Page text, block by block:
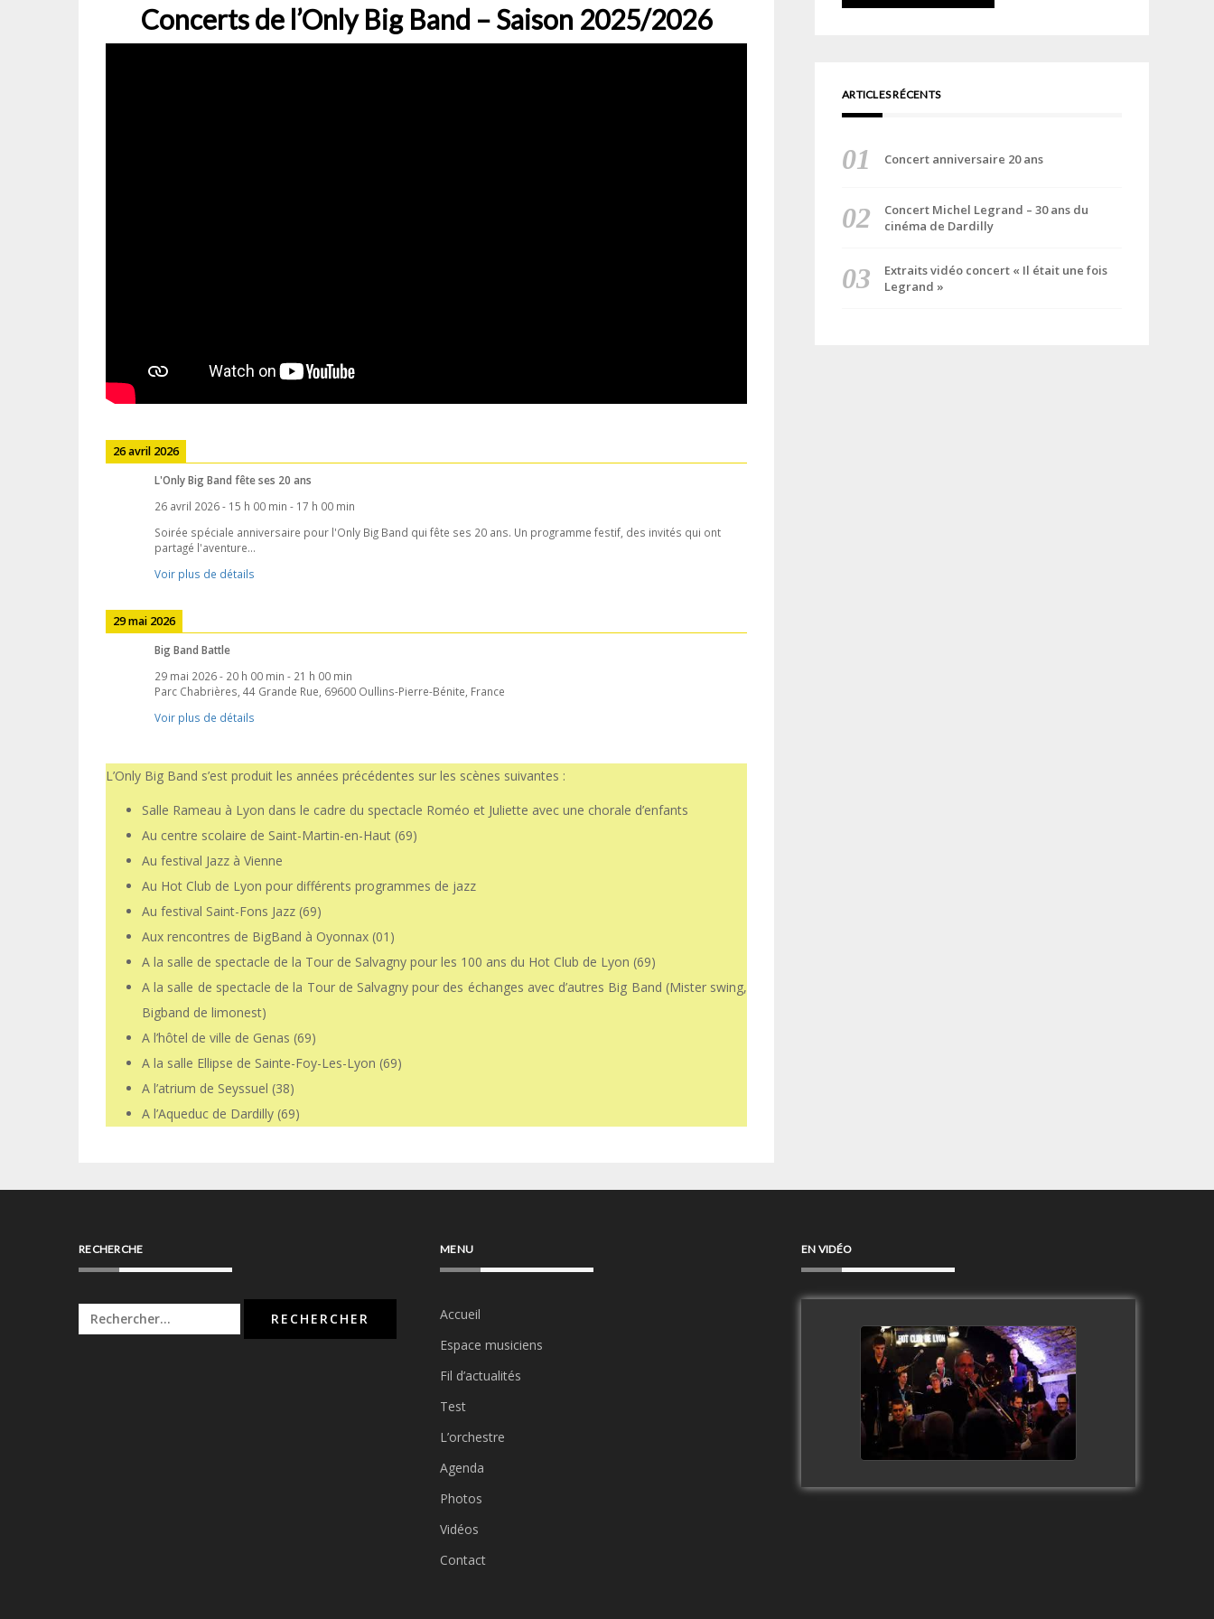
Concerts de l’Only Big Band – Saison 2025/2026
26 avril 2026
L'Only Big Band fête ses 20 ans
26 avril 2026- 15 h 00 min - 17 h 00 min
Soirée spéciale anniversaire pour l'Only Big Band qui fête ses 20 ans. Un programme festif, des invités qui ont
partagé l'aventure...
Voir plus de détails
29 mai 2026
Big Band Battle
29 mai 2026- 20 h 00 min - 21 h 00 min
Parc Chabrières, 44 Grande Rue, 69600 Oullins-Pierre-Bénite, France
Voir plus de détails
L’Only Big Band s’est produit les années précédentes sur les scènes suivantes :
Salle Rameau à Lyon dans le cadre du spectacle Roméo et Juliette avec une chorale d’enfants
Au centre scolaire de Saint-Martin-en-Haut (69)
Au festival Jazz à Vienne
Au Hot Club de Lyon pour différents programmes de jazz
Au festival Saint-Fons Jazz (69)
Aux rencontres de BigBand à Oyonnax (01)
A la salle de spectacle de la Tour de Salvagny pour les 100 ans du Hot Club de Lyon (69)
A la salle de spectacle de la Tour de Salvagny pour des échanges avec d’autres Big Band (Mister swing,
Bigband de limonest)
A l’hôtel de ville de Genas (69)
A la salle Ellipse de Sainte-Foy-Les-Lyon (69)
A l’atrium de Seyssuel (38)
A l’Aqueduc de Dardilly (69)
ARTICLES RÉCENTS
Concert anniversaire 20 ans
Concert Michel Legrand – 30 ans du
cinéma de Dardilly
Extraits vidéo concert « Il était une fois
Legrand »
RECHERCHE
Rechercher :
MENU
Accueil
Espace musiciens
Fil d’actualités
Test
L’orchestre
Agenda
Photos
Vidéos
Contact
EN VIDÉO
Clip Only Big Band 2019
watch video